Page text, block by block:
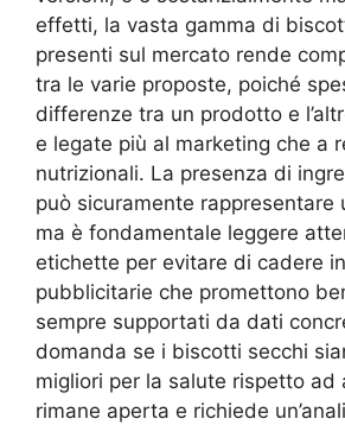
effetti, la vasta gamma di
presenti sul mercato rende
tra le varie proposte, poiché
differenze tra un prodotto e
e legate più al marketing che a
nutrizionali. La presenza di
può sicuramente rappresentare
ma è fondamentale leggere
etichette per evitare di cadere
pubblicitarie che promettono
sempre supportati da dati
domanda se i biscotti secchi
migliori per la salute rispetto ad
rimane aperta e richiede